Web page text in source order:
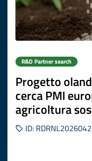
R&D Partner search
Progetto
cerca PMI
agricoltura
ID: